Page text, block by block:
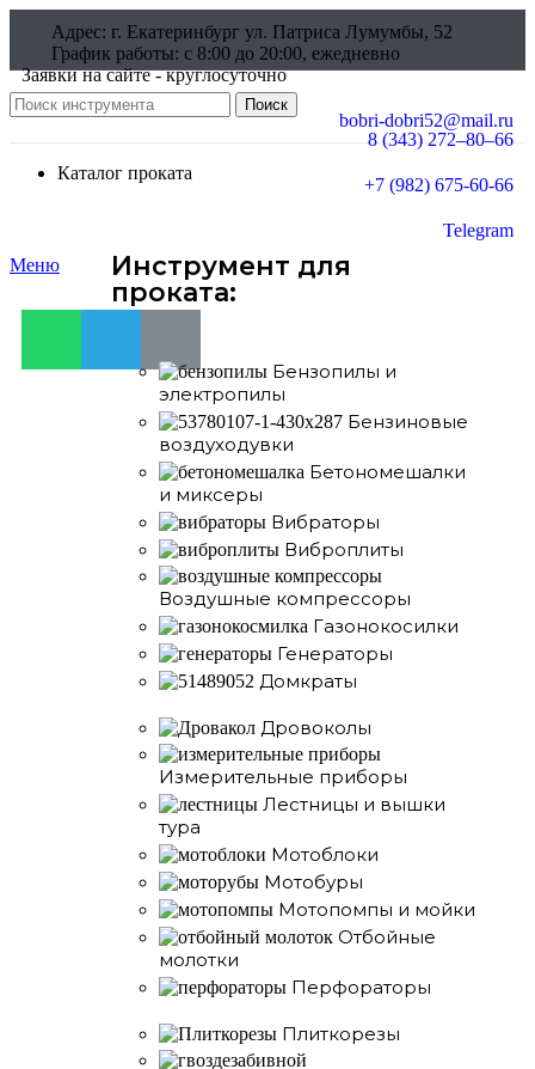
Адрес: г. Екатеринбург ул. Патриса Лумумбы, 52
График работы: c 8:00 до 20:00, ежедневно
Заявки на сайте - круглосуточно
bobri-dobri52@mail.ru
Поиск
8 (343) 272–80–66
+7 (982) 675-60-66
Telegram
Меню
Каталог проката
Инструмент для
проката:
Бензопилы и
электропилы
Бензиновые
воздуходувки
Бетономешалки
и миксеры
Вибраторы
Виброплиты
Воздушные компрессоры
Газонокосилки
Генераторы
Домкраты
Дровоколы
Измерительные приборы
Лестницы и вышки
тура
Мотоблоки
Мотобуры
Мотопомпы и мойки
Отбойные
молотки
Перфораторы
Плиткорезы